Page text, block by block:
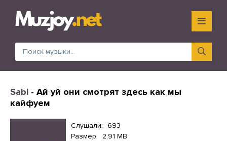
Sabi - Ай уй они смотрят здесь как мы
кайфуем
Слушали: 693
Размер:
2.91 MB